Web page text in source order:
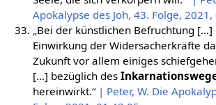
Apokalypse des Joh, 43. Folge,
„Bei der künstlichen Befruchtung […]
Einwirkung der Widersacherkräfte
Zukunft vor allem einiges
[…] bezüglich des
hereinwirkt.“ | Peter, W. Die